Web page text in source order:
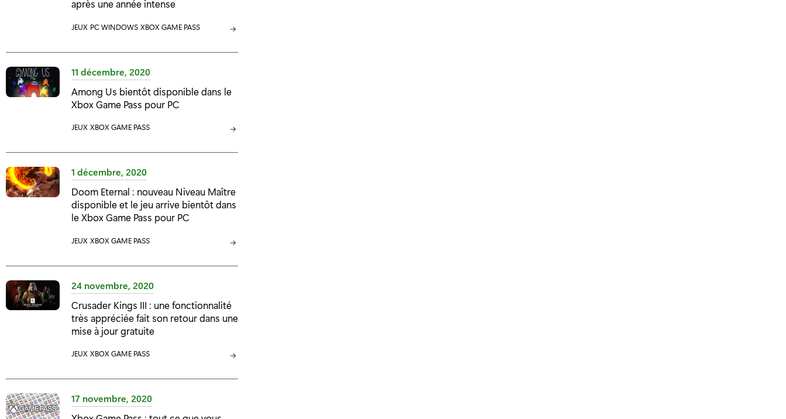
I
:
I
:
I
:
après une année intense
C
T
G
O
R
E
JEUX C
T
G
O
R
E
PC WINDOWS C
T
G
O
R
E
XBOX GAME PASS
11 décembre, 2020
Among Us bientôt disponible dans le
Xbox Game Pass pour PC
C
T
G
O
R
I
:
JEUX C
T
G
O
R
I
:
XBOX GAME PASS
1 décembre, 2020
Doom Eternal : nouveau Niveau Maître
disponible et le jeu arrive bientôt dans
le Xbox Game Pass pour PC
C
T
G
O
R
I
:
JEUX C
T
G
O
R
I
:
XBOX GAME PASS
24 novembre, 2020
Crusader Kings III : une fonctionnalité
très appréciée fait son retour dans une
mise à jour gratuite
C
T
G
JEUX C
T
G
XBOX GAME PASS
17 novembre, 2020